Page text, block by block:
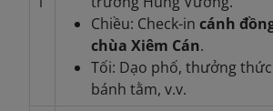
Chiều: Check-in cánh
chùa Xiêm Cán.
Tối: Dạo phố, thưởng
bánh tằm, v.v.